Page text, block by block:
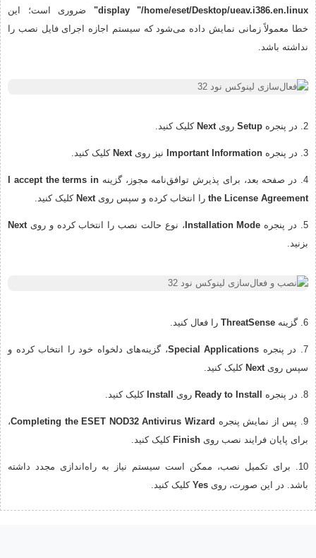
display "/home/eset/Desktop/ueav.i386.en.linux"
ضروری است؛ این
خطا معمولاً زمانی نمایش داده می‌شود که سیستم اجازه اجرای فایل نصب را
نداشته باشد.
2. در پنجره رویNext کلیک کنید.
3. در پنجره Important Information نیز رویNext کلیک کنید.
4. در صفحه بعد، برای پذیرش توافق‌نامه مجوز، گزینه
I accept the terms in
the License Agreement را انتخاب کرده و سپس رویNext کلیک کنید.
5. در پنجره Installation Mode ، نوع حالت نصب را انتخاب کرده و رویNext
بزنید.
6. گزینه ThreatSense را فعال کنید.
7. در پنجره Special Applications، گزینه‌های دلخواه خود را انتخاب کرده و
سپس رویNext کلیک کنید.
8. در پنجره Ready to Install روی Install کلیک کنید.
9. پس از نمایش پنجره Completing the ESET NOD32 Antivirus Wizard،
برای پایان فرایند نصب روی Finish کلیک کنید.
10. برای تکمیل نصب، ممکن است سیستم نیاز به راه‌اندازی مجدد داشته
باشد. در این صورت، روی Yes کلیک کنید.